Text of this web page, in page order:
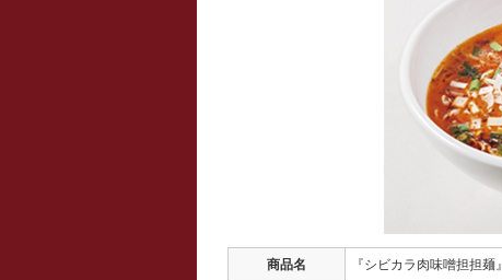
商品名 『シビカラ肉味噌担担麺』